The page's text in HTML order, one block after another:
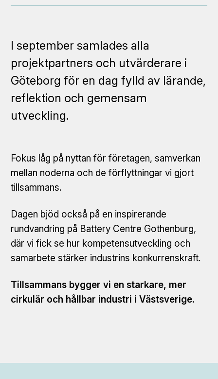
I september samlades alla
projektpartners och utvärderare i
Göteborg för en dag fylld av lärande,
reflektion och gemensam
utveckling.
Fokus låg på nyttan för företagen, samverkan
mellan noderna och de förflyttningar vi gjort
tillsammans.
Dagen bjöd också på en inspirerande
rundvandring på Battery Centre Gothenburg,
där vi fick se hur kompetensutveckling och
samarbete stärker industrins konkurrenskraft.
Tillsammans bygger vi en starkare, mer
cirkulär och hållbar industri i Västsverige.